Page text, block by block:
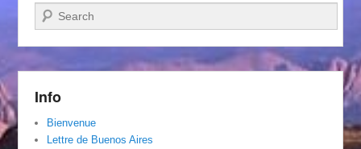
Recherche
Info
Bienvenue
Lettre de Buenos Aires